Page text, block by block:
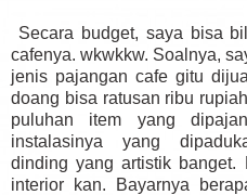
Secara budget, saya bisa
cafenya. wkwkkw. Soalnya,
jenis pajangan cafe gitu
doang bisa ratusan ribu
puluhan item yang
instalasinya yang
dinding yang artistik
interior kan. Bayarnya